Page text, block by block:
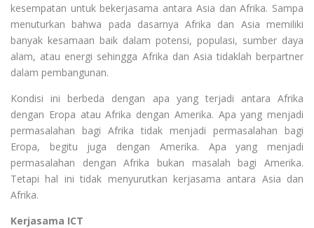
kesempatan untuk bekerjasama antara Asia dan Afrika. Sampa
menuturkan bahwa pada dasarnya Afrika dan Asia memiliki
banyak kesamaan baik dalam potensi, populasi, sumber daya
alam, atau energi sehingga Afrika dan Asia tidaklah berpartner
dalam pembangunan.
Kondisi ini berbeda dengan apa yang terjadi antara Afrika
dengan Eropa atau Afrika dengan Amerika. Apa yang menjadi
permasalahan bagi Afrika tidak menjadi permasalahan bagi
Eropa, begitu juga dengan Amerika. Apa yang menjadi
permasalahan dengan Afrika bukan masalah bagi Amerika.
Tetapi hal ini tidak menyurutkan kerjasama antara Asia dan
Afrika.
Kerjasama ICT